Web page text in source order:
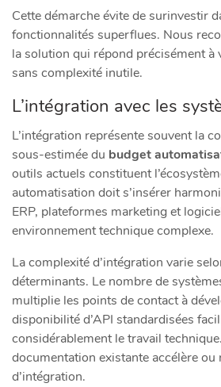
Cette démarche évite de surinvestir
fonctionnalités superflues. Nous
la solution qui répond précisément
sans complexité inutile.
L’intégration avec les
L’intégration représente souvent la
sous-estimée du budget
outils actuels constituent
automatisation doit s’insérer
ERP, plateformes marketing et
environnement technique complexe.
La complexité d’intégration varie
déterminants. Le nombre de
multiplie les points de contact à
disponibilité d’API standardisées
considérablement le travail
documentation existante accélère
d’intégration.